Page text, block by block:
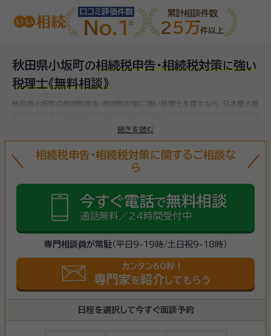
口コミ評価件数
No.1
累計相談件数
25万件以上
秋田県小坂町の相続税申告・相続税対策に強い
税理士《無料相談》
続きを読む
秋田県小坂町の相続税申告・相続税対策に強い税理士を探すなら、日本最大級
相続税申告・相続税対策に強い税理士をお探しいただけます。
相続税申告・相続税対策に関するご相談な
ら
今すぐ電話で無料相談
通話無料／24時間受付中
専門相談員が常駐（平日9-19時/土日祝9-18時）
カンタン60秒！
専門家を紹介 してもらう
日程を選択して今すぐ面談予約